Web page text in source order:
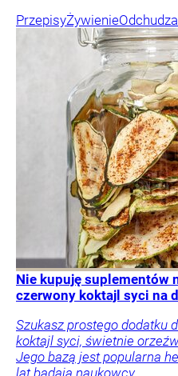
PrzepisyŻywienie
Nie kupuję suplementów
czerwony koktajl syci na
Szukasz prostego dodatku
koktajl syci, świetnie
Jego bazą jest popularna